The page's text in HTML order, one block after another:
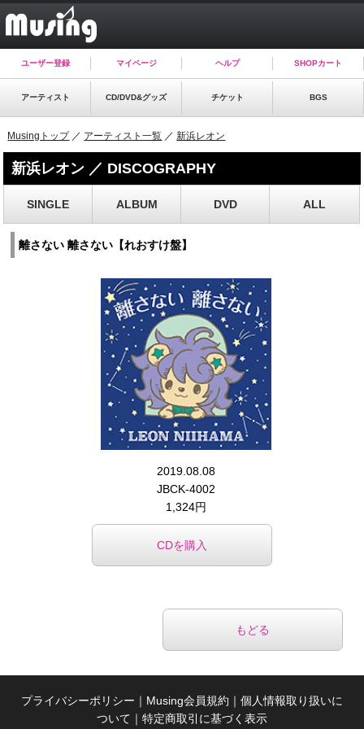
ユーザー登録 マイページ ヘルプ SHOPカート
アーティスト CD/DVD&グッズ チケット BGS
Musingトップ／ アーティスト一覧 ／新浜レオン
新浜レオン ／ DISCOGRAPHY
SINGLE ALBUM DVD ALL
離さない 離さない【れおすけ盤】
2019.08.08
JBCK-4002
1,324円
CDを購入
もどる
プライバシーポリシー ｜ Musing会員規約 ｜ 個人情報取り扱いに
ついて ｜ 特定商取引に基づく表示